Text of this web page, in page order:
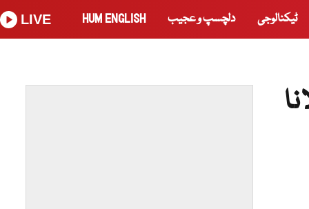
ٹیکنالوجی دلچسپ و عجیب HUM ENGLISH
LIVE